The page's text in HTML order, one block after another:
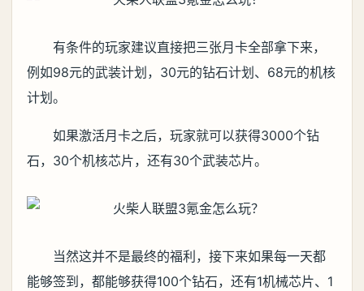
有条件的玩家建议直接把三张月卡全部拿下来，
例如98元的武装计划，30元的钻石计划、68元的机核
计划。
如果激活月卡之后，玩家就可以获得3000个钻
石，30个机核芯片，还有30个武装芯片。
当然这并不是最终的福利，接下来如果每一天都
能够签到，都能够获得100个钻石，还有1机械芯片、1